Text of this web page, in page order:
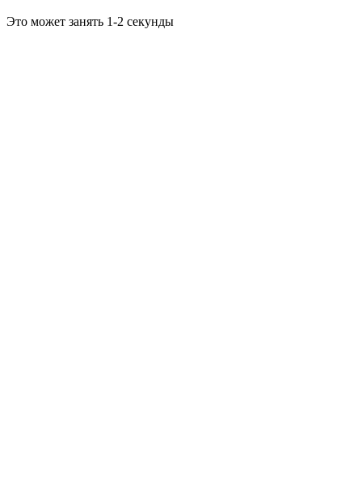
Это может занять 1-2 секунды